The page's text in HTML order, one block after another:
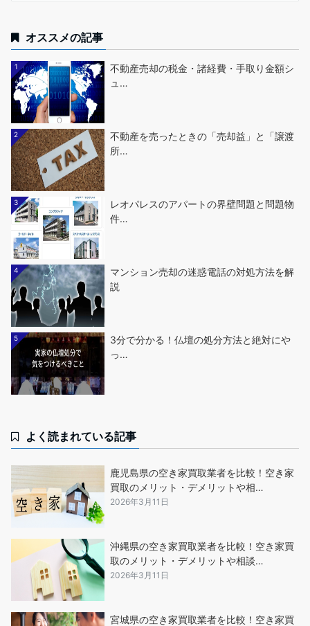
オススメの記事
1
不動産売却の税金・諸経費・手取り金額シ
ュ…
2
不動産を売ったときの「売却益」と「譲渡
所…
3
レオパレスのアパートの界壁問題と問題物
件…
4
マンション売却の迷惑電話の対処方法を解
説
5
3分で分かる！仏壇の処分方法と絶対にや
っ…
よく読まれている記事
鹿児島県の空き家買取業者を比較！空き家
買取のメリット・デメリットや相…
2026年3月11日
沖縄県の空き家買取業者を比較！空き家買
取のメリット・デメリットや相談…
2026年3月11日
宮城県の空き家買取業者を比較！空き家買